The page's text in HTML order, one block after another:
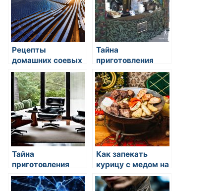
Рецепты
домашних соевых
соусов
Тайна
приготовления
идеального
шашлыка
Тайна
приготовления
идеального
шашлыка
Как запекать
курицу с медом на
зиму